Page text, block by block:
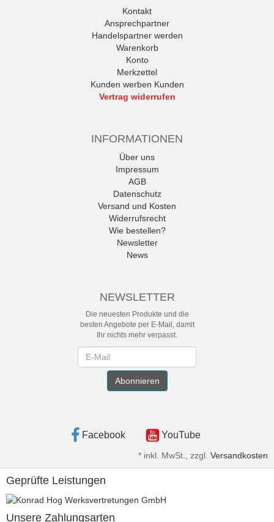
Kontakt
Ansprechpartner
Handelspartner werden
Warenkorb
Konto
Merkzettel
Kunden werben Kunden
Vertrag widerrufen
INFORMATIONEN
Über uns
Impressum
AGB
Datenschutz
Versand und Kosten
Widerrufsrecht
Wie bestellen?
Newsletter
News
NEWSLETTER
Die neuesten Produkte und die
besten Angebote per E-Mail, damit
Ihr nichts mehr verpasst.
Abonnieren
Facebook YouTube
* inkl. MwSt., zzgl. Versandkosten
Geprüfte Leistungen
Unsere Zahlungsarten